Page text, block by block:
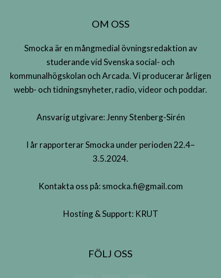
OM OSS
Smocka är en mångmedial övningsredaktion av
studerande vid Svenska social- och
kommunalhögskolan och Arcada. Vi producerar årligen
webb- och tidningsnyheter, radio, videor och poddar.
Ansvarig utgivare: Jenny Stenberg-Sirén
I år rapporterar Smocka under perioden 22.4–
3.5.2024.
Kontakta oss på: smocka.fi@gmail.com
Hosting & Support: KRUT
FÖLJ OSS